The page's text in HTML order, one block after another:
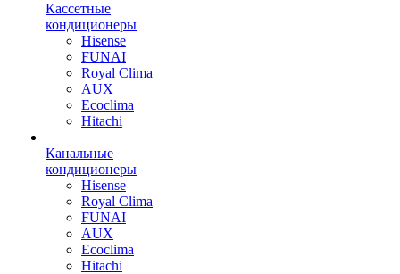
Кассетные
кондиционеры
Hisense
FUNAI
Royal Clima
AUX
Ecoclima
Hitachi
Канальные
кондиционеры
Hisense
Royal Clima
FUNAI
AUX
Ecoclima
Hitachi